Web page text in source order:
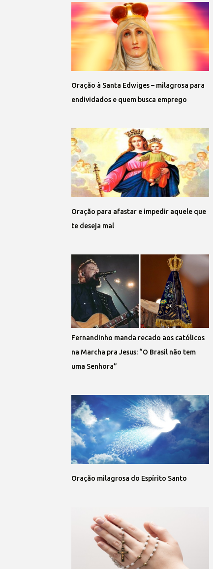
Oração à Santa Edwiges – milagrosa para
endividados e quem busca emprego
Oração para afastar e impedir aquele que
te deseja mal
Fernandinho manda recado aos católicos
na Marcha pra Jesus: “O Brasil não tem
uma Senhora”
Oração milagrosa do Espírito Santo